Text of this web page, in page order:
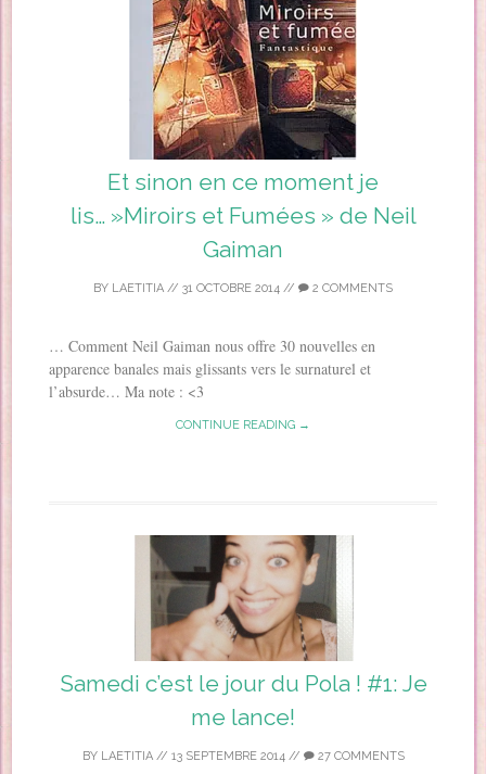
Et sinon en ce moment je
lis… »Miroirs et Fumées » de Neil
Gaiman
BY LAETITIA // 31 OCTOBRE 2014 // 2 COMMENTS
… Comment Neil Gaiman nous offre 30 nouvelles en
apparence banales mais glissants vers le surnaturel et
l’absurde… Ma note : <3
CONTINUE READING →
Samedi c’est le jour du Pola ! #1: Je
me lance!
BY LAETITIA// 13 SEPTEMBRE 2014 // 27 COMMENTS